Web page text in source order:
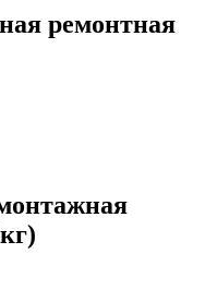
ремонтная